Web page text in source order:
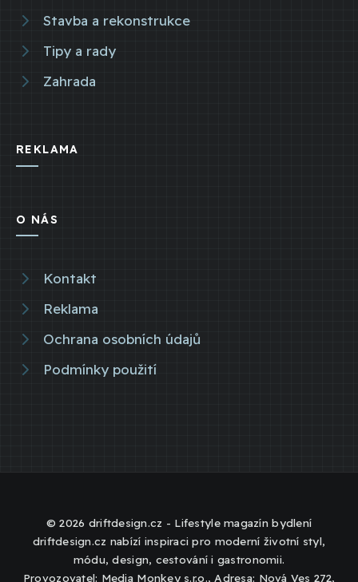
Stavba a rekonstrukce
Tipy a rady
Zahrada
REKLAMA
O NÁS
Kontakt
Reklama
Ochrana osobních údajů
Podmínky použití
© 2026 driftdesign.cz - Lifestyle magazín bydlení
driftdesign.cz nabízí inspiraci pro moderní životní styl,
módu, design, cestování i gastronomii.
Provozovatel: Media Monkey s.r.o., Adresa: Nová Ves 272,